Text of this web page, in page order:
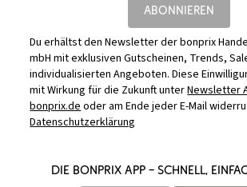
ABONNIEREN
Du erhältst den Newsletter der bonprix
mbH mit exklusiven Gutscheinen, Trends,
individualisierten Angeboten. Diese
mit Wirkung für die Zukunft unterNewsletter
bonprix.deoder am Ende jeder E-Mail
Datenschutzerklärung
DIE BONPRIX APP – SCHNELL,